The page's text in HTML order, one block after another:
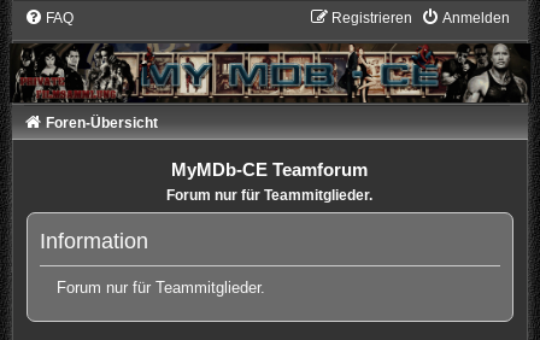
FAQ Anmelden
Registrieren
Foren-Übersicht
MyMDb-CE Teamforum
Forum nur für Teammitglieder.
Information
Forum nur für Teammitglieder.